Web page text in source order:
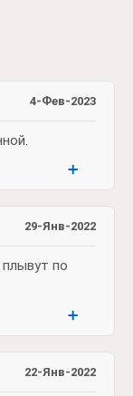
4-Фев-2023
➕
29-Янв-2022
по
➕
22-Янв-2022